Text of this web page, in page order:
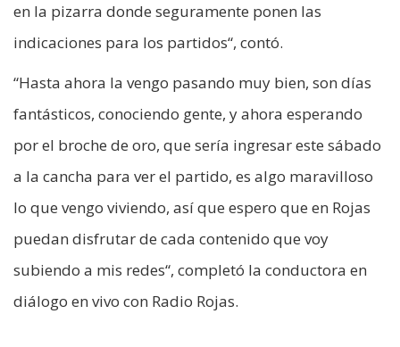
en la pizarra donde seguramente ponen las
indicaciones para los partidos“, contó.
“Hasta ahora la vengo pasando muy bien, son días
fantásticos, conociendo gente, y ahora esperando
por el broche de oro, que sería ingresar este sábado
a la cancha para ver el partido, es algo maravilloso
lo que vengo viviendo, así que espero que en Rojas
puedan disfrutar de cada contenido que voy
subiendo a mis redes“, completó la conductora en
diálogo en vivo con Radio Rojas.